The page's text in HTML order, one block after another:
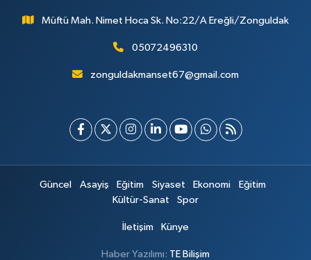
Müftü Mah. Nimet Hoca Sk. No:22/A Ereğli/Zonguldak
05072496310
zonguldakmanset67@gmail.com
Güncel Asayiş Eğitim Siyaset Ekonomi
Eğitim
Kültür-Sanat
Spor
İletişim Künye
Haber Yazılımı: TE Bilişim